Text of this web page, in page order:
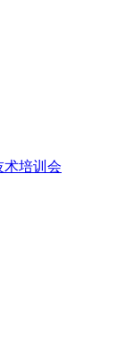
术培训会